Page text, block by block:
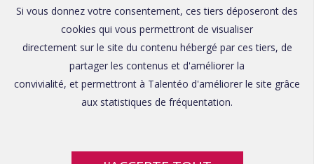
Si vous donnez votre consentement, ces tiers déposeront des
cookies qui vous permettront de visualiser
directement sur le site du contenu hébergé par ces tiers, de
partager les contenus et d'améliorer la
convivialité, et permettront à Talentéo d'améliorer le site grâce
aux statistiques de fréquentation.